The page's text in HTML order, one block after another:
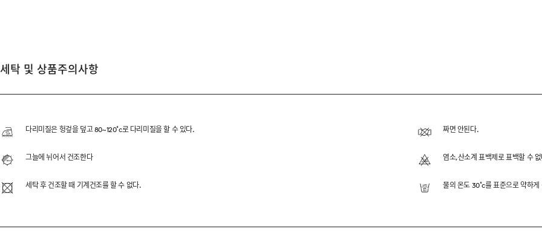
12GG 조직으로 편직하여 가볍고 안정적인 실루엣을 구현했으며, 자개 단추와 립 디테일을
세탁 및 상품주의사항
다리미질은 헝겊을 덮고 80~120˚c로 다리미질을 할 수 있다. 짜면 안된다.
그늘에 뉘어서 건조한다 염소,산소계 표백제로 표백할 수
세탁 후 건조할 때 기계건조를 할 수 없다. 물의 온도 30˚c를 표준으로 약하